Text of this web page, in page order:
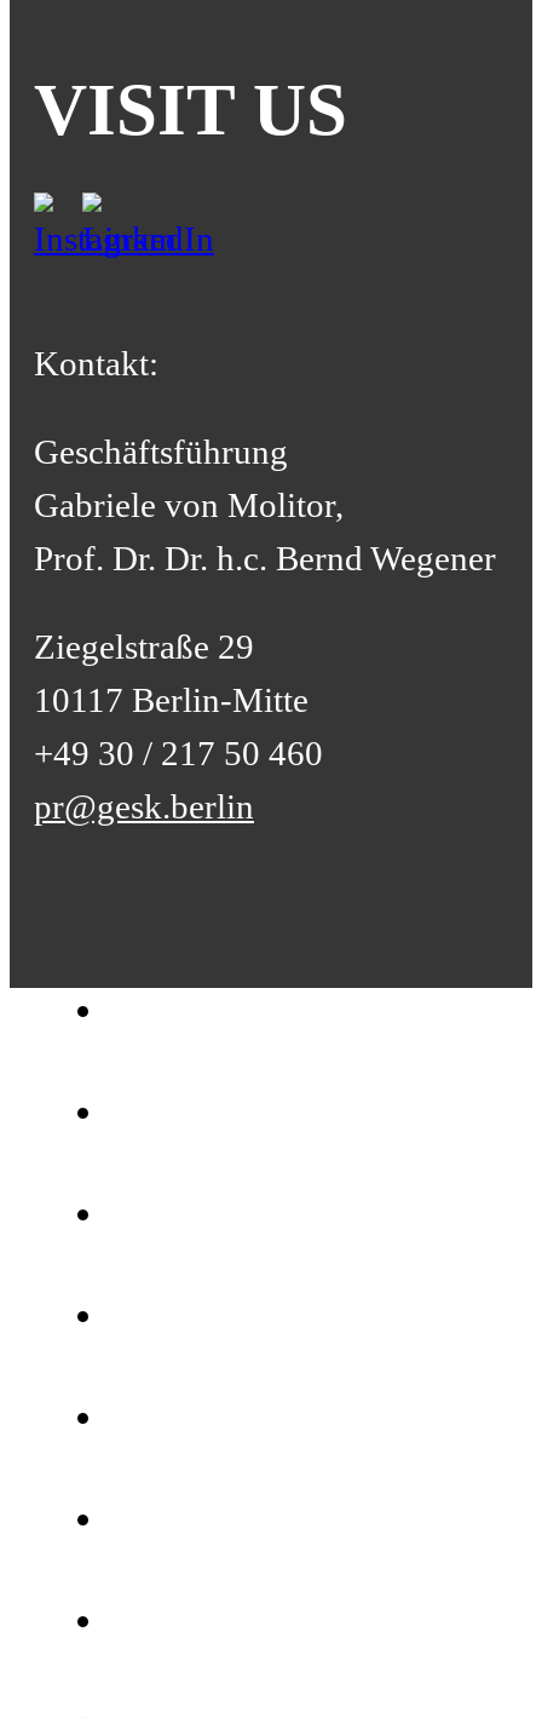
VISIT US
Kontakt:
Geschäftsführung
Gabriele von Molitor,
Prof. Dr. Dr. h.c. Bernd Wegener
Ziegelstraße 29
10117 Berlin-Mitte
+49 30 / 217 50 460
pr@gesk.berlin